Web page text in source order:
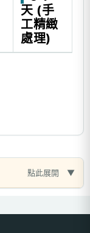
天 (手
工精緻
處理)
點此展開